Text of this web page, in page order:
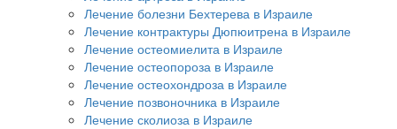
Лечение болезни Бехтерева в Израиле
Лечение контрактуры Дюпюитрена в Израиле
Лечение остеомиелита в Израиле
Лечение остеопороза в Израиле
Лечение остеохондроза в Израиле
Лечение позвоночника в Израиле
Лечение сколиоза в Израиле